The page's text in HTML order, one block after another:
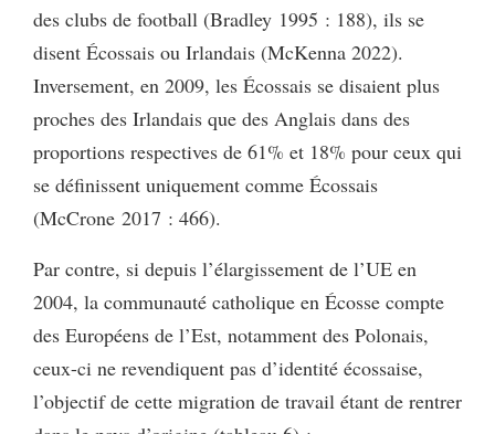
des clubs de football (Bradley 1995 : 188), ils se
disent Écossais ou Irlandais (McKenna 2022).
Inversement, en 2009, les Écossais se disaient plus
proches des Irlandais que des Anglais dans des
proportions respectives de 61% et 18% pour ceux qui
se définissent uniquement comme Écossais
(McCrone 2017 : 466).
Par contre, si depuis l’élargissement de l’UE en
2004, la communauté catholique en Écosse compte
des Européens de l’Est, notamment des Polonais,
ceux-ci ne revendiquent pas d’identité écossaise,
l’objectif de cette migration de travail étant de rentrer